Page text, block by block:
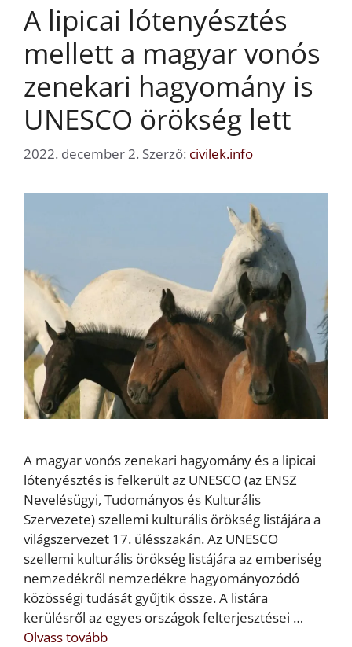
A lipicai lótenyésztés
mellett a magyar vonós
zenekari hagyomány is
UNESCO örökség lett
2022. december 2. Szerző: civilek.info
A magyar vonós zenekari hagyomány és a lipicai
lótenyésztés is felkerült az UNESCO (az ENSZ
Nevelésügyi, Tudományos és Kulturális
Szervezete) szellemi kulturális örökség listájára a
világszervezet 17. ülésszakán. Az UNESCO
szellemi kulturális örökség listájára az emberiség
nemzedékről nemzedékre hagyományozódó
közösségi tudását gyűjtik össze. A listára
kerülésről az egyes országok felterjesztései …
Olvass tovább